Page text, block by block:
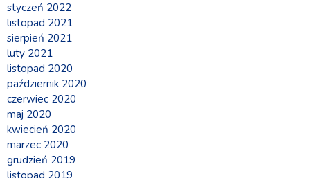
styczeń 2022
listopad 2021
sierpień 2021
luty 2021
listopad 2020
październik 2020
czerwiec 2020
maj 2020
kwiecień 2020
marzec 2020
grudzień 2019
listopad 2019